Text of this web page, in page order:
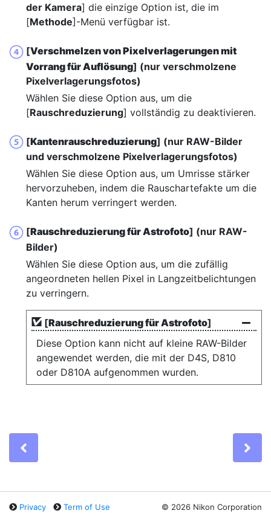
der Kamera] die einzige Option ist, die im
[Methode]-Menü verfügbar ist.
[Verschmelzen von Pixelverlagerungen mit
Vorrang für Auflösung] (nur verschmolzene
Pixelverlagerungsfotos)
Wählen Sie diese Option aus, um die
[Rauschreduzierung] vollständig zu deaktivieren.
[Kantenrauschreduzierung] (nur RAW-Bilder
und verschmolzene Pixelverlagerungsfotos)
Wählen Sie diese Option aus, um Umrisse stärker
hervorzuheben, indem die Rauschartefakte um die
Kanten herum verringert werden.
[Rauschreduzierung für Astrofoto] (nur RAW-
Bilder)
Wählen Sie diese Option aus, um die zufällig
angeordneten hellen Pixel in Langzeitbelichtungen
zu verringern.
[Rauschreduzierung für Astrofoto]
Diese Option kann nicht auf kleine RAW-Bilder
angewendet werden, die mit der D4S, D810
oder D810A aufgenommen wurden.
Privacy Term of Use © 2026 Nikon Corporation